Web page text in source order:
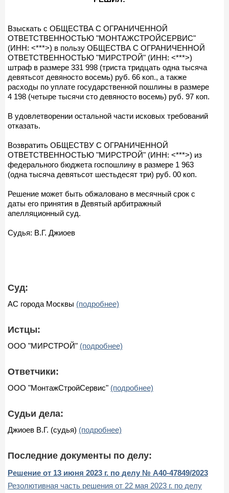
Взыскать с ОБЩЕСТВА С ОГРАНИЧЕННОЙ
ОТВЕТСТВЕННОСТЬЮ "МОНТАЖСТРОЙСЕРВИС"
(ИНН: <***>) в пользу ОБЩЕСТВА С ОГРАНИЧЕННОЙ
ОТВЕТСТВЕННОСТЬЮ "МИРСТРОЙ" (ИНН: <***>)
штраф в размере 331 998 (триста тридцать одна тысяча
девятьсот девяносто восемь) руб. 66 коп., а также
расходы по уплате государственной пошлины в размере
4 198 (четыре тысячи сто девяносто восемь) руб. 97 коп.
В удовлетворении остальной части исковых требований
отказать.
Возвратить ОБЩЕСТВУ С ОГРАНИЧЕННОЙ
ОТВЕТСТВЕННОСТЬЮ "МИРСТРОЙ" (ИНН: <***>) из
федерального бюджета госпошлину в размере 1 963
(одна тысяча девятьсот шестьдесят три) руб. 00 коп.
Решение может быть обжаловано в месячный срок с
даты его принятия в Девятый арбитражный
апелляционный суд.
Судья: В.Г. Джиоев
Суд:
АС города Москвы (подробнее)
Истцы:
ООО "МИРСТРОЙ" (подробнее)
Ответчики:
ООО "МонтажСтройСервис" (подробнее)
Судьи дела:
Джиоев В.Г. (судья) (подробнее)
Последние документы по делу:
Решение от 13 июня 2023 г. по делу № А40-47849/2023
Резолютивная часть решения от 22 мая 2023 г. по делу